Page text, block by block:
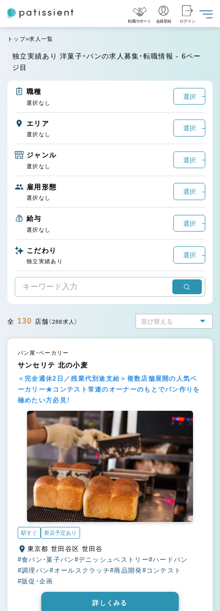
転職サポート 会員登録 ログイン
トップ 求人一覧
独立実績あり 洋菓子・パンの求人募集・転職情報 - 6ペー
ジ目
職種
選択
選択なし
エリア
選択
選択なし
ジャンル
選択
選択なし
雇用形態
選択
選択なし
給与
選択
選択なし
こだわり
選択
独立実績あり
全 130 店舗 （288求人）
パン屋・ベーカリー
サンセリテ 北の小麦
＜完全週休2日／残業代別途支給＞複数店舗展開の人気ベ
ーカリー★コンテスト常連のオーナーのもとでパン作りを
極めたい方必見！
駅すぐ 新店予定あり
東京都 世田谷区 世田谷
#食パン・菓子パン #デニッシュペストリー#ハードパン
#調理パン#オールスクラッチ#商品開発#コンテスト
#販促・企画
詳しくみる